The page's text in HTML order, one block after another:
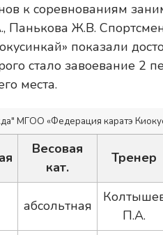
к соревнованиям
Панькова Ж.В.
показали
стало завоевание 2
места.
Весовая
кат.
Тренер
абсольтная
П.А.
МГОО «Федерация каратэ